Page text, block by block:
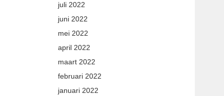
juli 2022
juni 2022
mei 2022
april 2022
maart 2022
februari 2022
januari 2022